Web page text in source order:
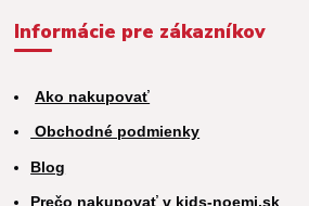
Informácie pre zákazníkov
Ako nakupovať
Obchodné podmienky
Blog
Prečo nakupovať v kids-noemi.sk